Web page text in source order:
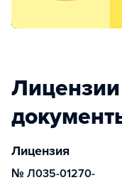
Лицензия
№ Л035-01270-